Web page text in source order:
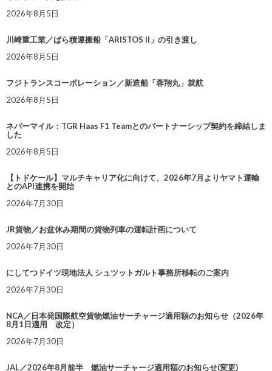
2026年8月5日
川崎重工業／ばら積運搬船「ARISTOS II」の引き渡し
2026年8月5日
フジトランスコーポレーション／新造船「蓉翔丸」就航
2026年8月5日
ネバーマイル：TGR Haas F1 Teamとのパートナーシップ契約を締結しま
した
2026年8月5日
【トドケール】マルチキャリア化に向けて、2026年7月よりヤマト運輸
とのAPI連携を開始
2026年7月30日
JR貨物／お盆休み期間の貨物列車の運転計画について
2026年7月30日
にしてつドイツ現地法人 シュツットガルト事務所移転のご案内
2026年7月30日
NCA／日本発国際航空貨物燃油サーチャージ適用額のお知らせ（2026年
8月1日適用 改定）
2026年7月30日
JAL／2026年8月前半 燃油サーチャージ適用額のお知らせ(変更)